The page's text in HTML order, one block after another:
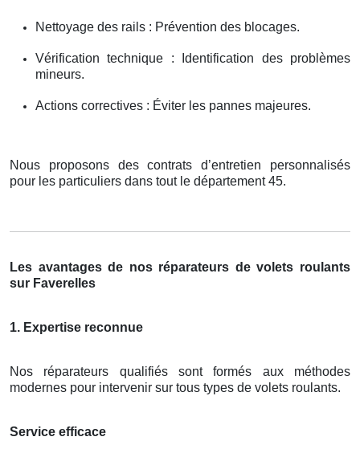
Nettoyage des rails : Prévention des blocages.
Vérification technique : Identification des problèmes
mineurs.
Actions correctives : Éviter les pannes majeures.
Nous proposons des contrats d’entretien personnalisés
pour les particuliers dans tout le département 45.
Les avantages de nos réparateurs de volets roulants
sur Faverelles
1. Expertise reconnue
Nos réparateurs qualifiés sont formés aux méthodes
modernes pour intervenir sur tous types de volets roulants.
Service efficace